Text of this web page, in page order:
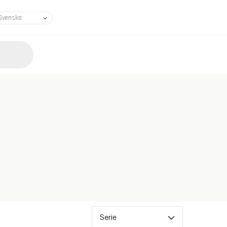
Serie